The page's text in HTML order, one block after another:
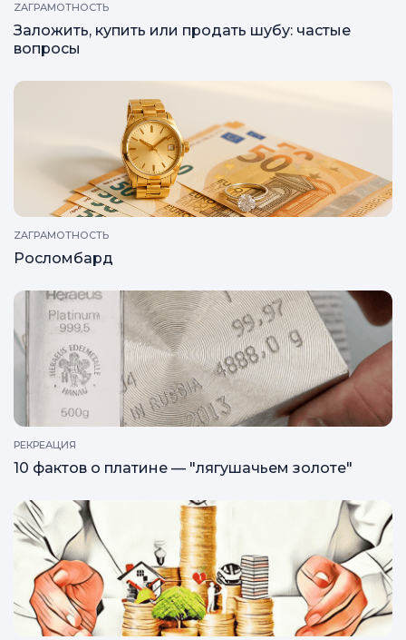
ZAГРАМОТНОСТЬ
Заложить, купить или продать шубу: частые
вопросы
ZAГРАМОТНОСТЬ
Росломбард
РЕКРЕАЦИЯ
10 фактов о платине — "лягушачьем золоте"